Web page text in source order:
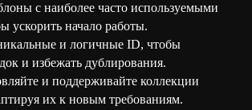
с наиболее часто используемыми
ускорить начало работы.
и логичные ID, чтобы
и избежать дублирования.
и поддерживайте коллекции
их к новым требованиям.